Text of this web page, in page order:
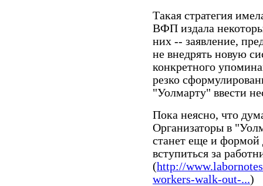
Такая стратегия
ВФП издала
них -- заявление,
не внедрять новую
конкретного
резко
"Уолмарту" ввести
Пока неясно, что
Организаторы в
станет еще и
вступиться за
(http://
workers-walk-out-...)